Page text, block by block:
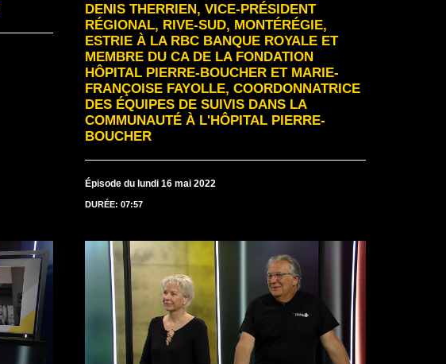
DENIS THERRIEN, VICE-PRÉSIDENT
RÉGIONAL, RIVE-SUD, MONTÉRÉGIE,
ESTRIE À LA RBC BANQUE ROYALE ET
MEMBRE DU CA DE LA FONDATION
HÔPITAL PIERRE-BOUCHER ET MARIE-
FRANÇOISE FAYOLLE, COORDONNATRICE
DES ÉQUIPES DE SUIVIS DANS LA
COMMUNAUTÉ À L'HÔPITAL PIERRE-
BOUCHER
Épisode du lundi 16 mai 2022
DURÉE: 07:57